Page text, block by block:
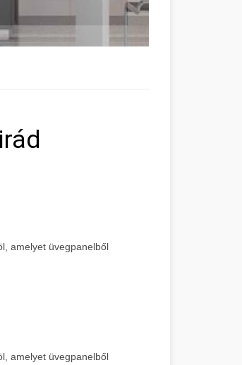
amelyet üvegpanelből
amelyet üvegpanelből